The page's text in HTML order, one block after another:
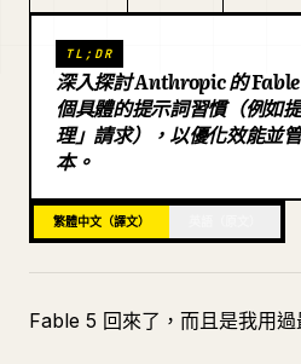
下載
部落格
更新
TL;DR
深入探討 Anthropic 的
個具體的提示詞習慣（例如
理」請求），以優化效能並
本。
繁體中文（譯文）
Fable 5 回來了，而且是我用過